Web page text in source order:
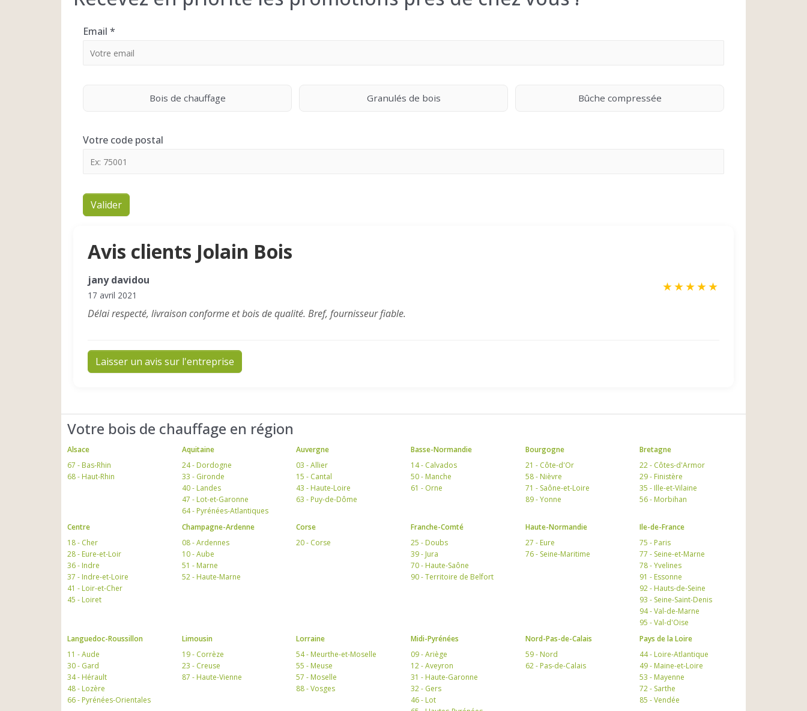
Email *
Bois de chauffage Granulés de bois Bûche compressée
Votre code postal
Valider
Avis clients Jolain Bois
jany davidou ★★★★★
17 avril 2021
Délai respecté, livraison conforme et bois de qualité. Bref, fournisseur fiable.
Laisser un avis sur l'entreprise
Votre bois de chauffage en région
Alsace
67 - Bas-Rhin
68 - Haut-Rhin
Aquitaine
24 - Dordogne
33 - Gironde
40 - Landes
47 - Lot-et-Garonne
64 - Pyrénées-Atlantiques
Auvergne
03 - Allier
15 - Cantal
43 - Haute-Loire
63 - Puy-de-Dôme
Basse-Normandie
14 - Calvados
50 - Manche
61 - Orne
Bourgogne
21 - Côte-d'Or
58 - Nièvre
71 - Saône-et-Loire
89 - Yonne
Bretagne
22 - Côtes-d'Armor
29 - Finistère
35 - Ille-et-Vilaine
56 - Morbihan
Centre
18 - Cher
28 - Eure-et-Loir
36 - Indre
37 - Indre-et-Loire
41 - Loir-et-Cher
45 - Loiret
Champagne-Ardenne
08 - Ardennes
10 - Aube
51 - Marne
52 - Haute-Marne
Corse
20 - Corse
Franche-Comté
25 - Doubs
39 - Jura
70 - Haute-Saône
90 - Territoire de Belfort
Haute-Normandie
27 - Eure
76 - Seine-Maritime
Ile-de-France
75 - Paris
77 - Seine-et-Marne
78 - Yvelines
91 - Essonne
92 - Hauts-de-Seine
93 - Seine-Saint-Denis
94 - Val-de-Marne
95 - Val-d'Oise
Languedoc-Roussillon
11 - Aude
30 - Gard
34 - Hérault
48 - Lozère
66 - Pyrénées-Orientales
Limousin
19 - Corrèze
23 - Creuse
87 - Haute-Vienne
Lorraine
54 - Meurthe-et-Moselle
55 - Meuse
57 - Moselle
88 - Vosges
Midi-Pyrénées
09 - Ariège
12 - Aveyron
31 - Haute-Garonne
32 - Gers
46 - Lot
Nord-Pas-de-Calais
59 - Nord
62 - Pas-de-Calais
Pays de la Loire
44 - Loire-Atlantique
49 - Maine-et-Loire
53 - Mayenne
72 - Sarthe
85 - Vendée